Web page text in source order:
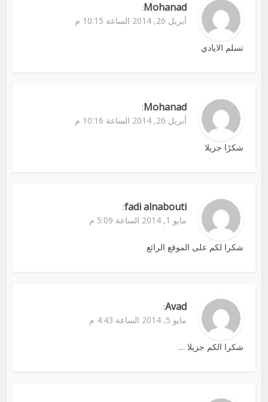
Mohanad
:
أبريل 26, 2014 الساعة 10:15 م
تسلم الايادي
Mohanad
:
أبريل 26, 2014 الساعة 10:16 م
شكرًا جزيلا
fadi alnabouti
:
مايو 1, 2014 الساعة 5:09 م
شكرا لكم على الموقع الرائع
Avad
:
مايو 5, 2014 الساعة 4:43 م
شكرا الكم جزيلا …